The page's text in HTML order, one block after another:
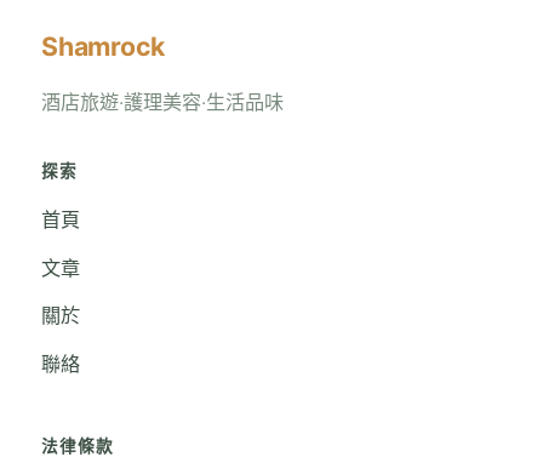
Shamrock
酒店旅遊‧護理美容‧生活品味
探索
首頁
文章
關於
聯絡
法律條款